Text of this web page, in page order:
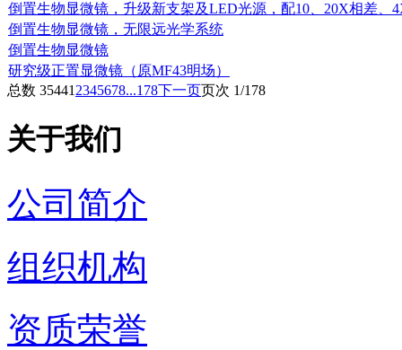
倒置生物显微镜，升级新支架及LED光源，配10、20X相差、
倒置生物显微镜，无限远光学系统
倒置生物显微镜
研究级正置显微镜（原MF43明场）
总数 35441 2345678...178下一页页次 1/178
关于我们
公司简介
组织机构
资质荣誉